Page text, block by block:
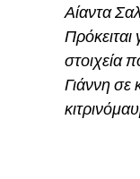
Αίαντα
Πρόκειται
στοιχεία
Γιάννη σε